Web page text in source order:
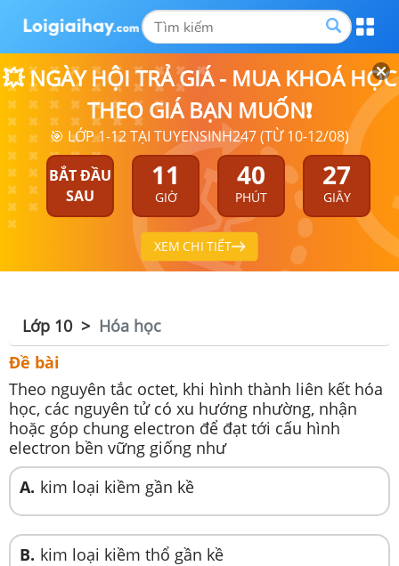
💥 NGÀY HỘI TRẢ GIÁ - MUA KHOÁ HỌC
THEO GIÁ BẠN MUỐN❗
🎯 LỚP 1-12 TẠI TUYENSINH247 (TỪ 10-12/08)
BẮT ĐẦU
SAU
11
GIỜ
40
PHÚT
27
GIÂY
XEM CHI TIẾT
Lớp 10
Hóa học
Đề bài
Theo nguyên tắc octet, khi hình thành liên kết hóa
học, các nguyên tử có xu hướng nhường, nhận
hoặc góp chung electron để đạt tới cấu hình
electron bền vững giống như
A. kim loại kiềm gần kề
B. kim loại kiềm thổ gần kề